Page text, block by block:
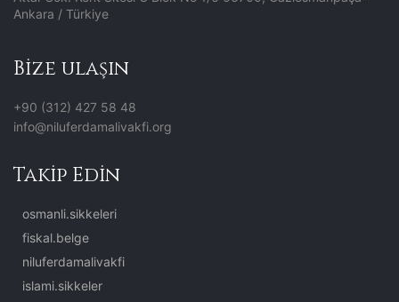
Ankara / Türkiye
Bize ulaşın
+90 (312) 427 58 48
info@niluferdamalivakfi.org
Takip Edin
osmanli.sikkeleri
fiskal.belge
niluferdamalivakfi
islami.sikkeler